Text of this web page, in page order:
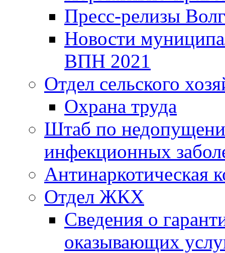
Пресс-релизы
Новости
ВПН 2021
Отдел сельского
Охрана труда
Штаб по
инфекционных
Антинаркотическая
Отдел ЖКХ
Сведения о
оказывающих